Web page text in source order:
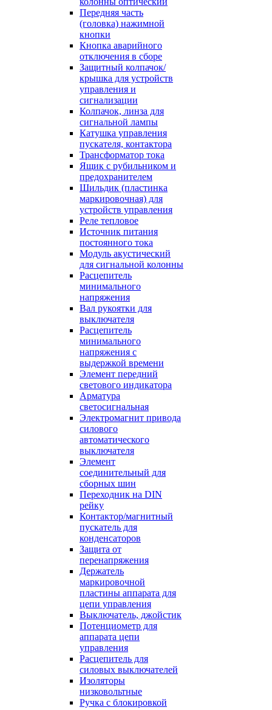
Передняя часть
(головка) нажимной
кнопки
Кнопка аварийного
отключения в сборе
Защитный колпачок/
крышка для устройств
управления и
сигнализации
Колпачок, линза для
сигнальной лампы
Катушка управления
пускателя, контактора
Трансформатор тока
Ящик с рубильником и
предохранителем
Шильдик (пластинка
маркировочная) для
устройств управления
Реле тепловое
Источник питания
постоянного тока
Модуль акустический
для сигнальной колонны
Расцепитель
минимального
напряжения
Вал рукоятки для
выключателя
Расцепитель
минимального
напряжения с
выдержкой времени
Элемент передний
светового индикатора
Арматура
светосигнальная
Электромагнит привода
силового
автоматического
выключателя
Элемент
соединительный для
сборных шин
Переходник на DIN
рейку
Контактор/магнитный
пускатель для
конденсаторов
Защита от
перенапряжения
Держатель
маркировочной
пластины аппарата для
цепи управления
Выключатель, джойстик
Потенциометр для
аппарата цепи
управления
Расцепитель для
силовых выключателей
Изоляторы
низковольтные
Ручка с блокировкой